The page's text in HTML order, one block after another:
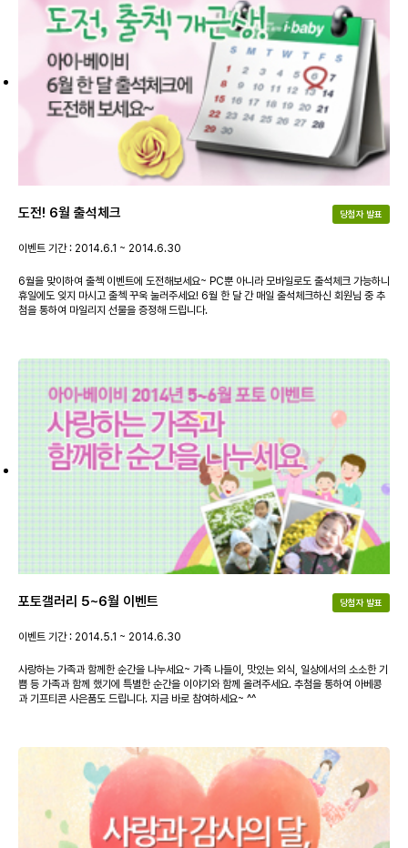
도전! 6월 출석체크 당첨자 발표
이벤트 기간 : 2014.6.1 ~ 2014.6.30
6월을 맞이하여 출첵 이벤트에 도전해보세요~ PC뿐 아니라 모바일로도 출석체크 가능하니
휴일에도 잊지 마시고 출첵 꾸욱 눌러주세요! 6월 한 달 간 매일 출석체크하신 회원님 중 추
첨을 통하여 마일리지 선물을 증정해 드립니다.
포토갤러리 5~6월 이벤트 당첨자 발표
이벤트 기간 : 2014.5.1 ~ 2014.6.30
사랑하는 가족과 함께한 순간을 나누세요~ 가족 나들이, 맛있는 외식, 일상에서의 소소한 기
쁨 등 가족과 함께 했기에 특별한 순간을 이야기와 함께 올려주세요. 추첨을 통하여 아베콩
과 기프티콘 사은품도 드립니다. 지금 바로 참여하세요~ ^^